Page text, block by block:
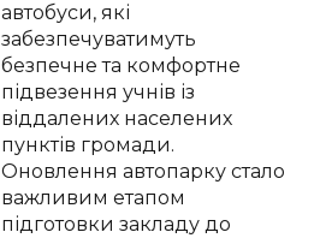
автобуси, які
забезпечуватимуть
безпечне та комфортне
підвезення учнів із
віддалених населених
пунктів громади.
Оновлення автопарку стало
важливим етапом
підготовки закладу до